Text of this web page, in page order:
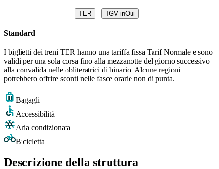
TER TGV inOui
Standard
I biglietti dei treni TER hanno una tariffa fissa Tarif Normale e sono
validi per una sola corsa fino alla mezzanotte del giorno successivo
alla convalida nelle obliteratrici di binario. Alcune regioni
potrebbero offrire sconti nelle fasce orarie non di punta.
Bagagli
Accessibilità
Aria condizionata
Bicicletta
Descrizione della struttura